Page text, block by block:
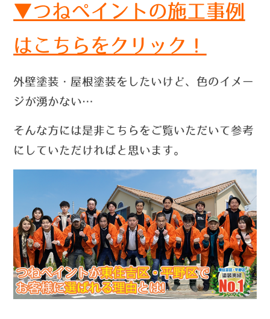
▼つねペイントの施工事例
はこちらをクリック！
外壁塗装・屋根塗装をしたいけど、色のイメー
ジが湧かない…
そんな方には是非こちらをご覧いただいて参考
にしていただければと思います。